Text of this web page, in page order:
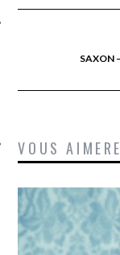
SAXON
VOUS